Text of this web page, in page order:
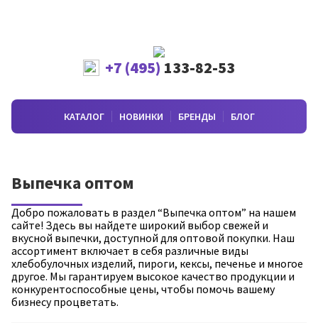
+7 (495) 133-82-53
КАТАЛОГ НОВИНКИ БРЕНДЫ БЛОГ
Выпечка оптом
Добро пожаловать в раздел “Выпечка оптом” на нашем
сайте! Здесь вы найдете широкий выбор свежей и
вкусной выпечки, доступной для оптовой покупки. Наш
ассортимент включает в себя различные виды
хлебобулочных изделий, пироги, кексы, печенье и многое
другое. Мы гарантируем высокое качество продукции и
конкурентоспособные цены, чтобы помочь вашему
бизнесу процветать.